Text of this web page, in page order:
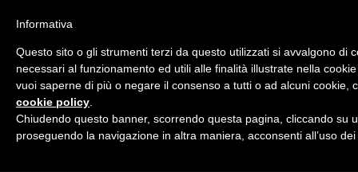
Informativa
Questo sito o gli strumenti terzi da questo utilizzati si avvalgono di
necessari al funzionamento ed utili alle finalità illustrate nella
vuoi saperne di più o negare il consenso a tutti o ad alcuni cookie,
cookie policy.
Chiudendo questo banner, scorrendo questa pagina, cliccando su
proseguendo la navigazione in altra maniera, acconsenti all’uso